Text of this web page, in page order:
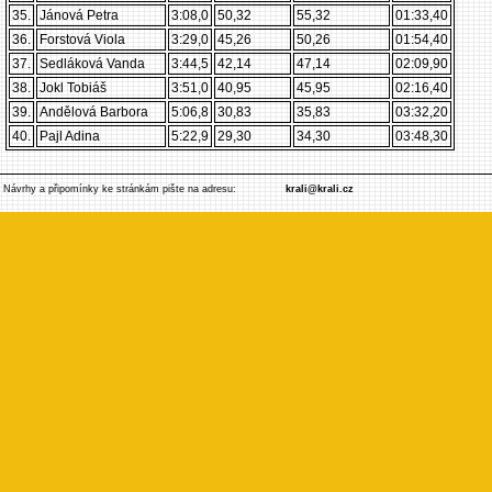
35. Jánová Petra 3:08,0 50,32 55,32
01:33,40
36.
Forstová Viola 3:29,0 45,26 50,26
01:54,40
37. Sedláková Vanda 3:44,5 42,14 47,14
02:09,90
38. Jokl Tobiáš 3:51,0 40,95 45,95
02:16,40
39. Andělová Barbora 5:06,8 30,83 35,83
03:32,20
40.
Pajl Adina 5:22,9 29,30 34,30 03:48,30
Návrhy a připomínky ke stránkám pište na adresu: krali@krali.cz